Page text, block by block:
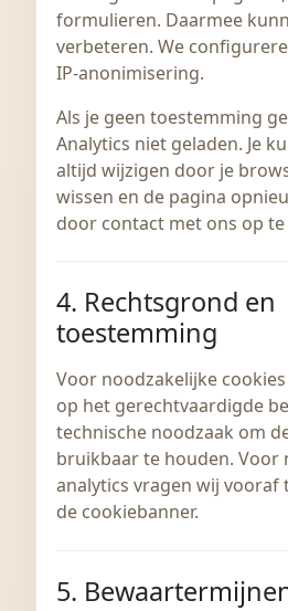
formulieren. Daarmee
verbeteren. We
IP-anonimisering.
Als je geen toestemming
Analytics niet geladen. Je
altijd wijzigen door je
wissen en de pagina
door contact met ons op te
4. Rechtsgrond en
toestemming
Voor noodzakelijke
op het gerechtvaardigde
technische noodzaak om
bruikbaar te houden. Voor
analytics vragen wij vooraf
de cookiebanner.
5.